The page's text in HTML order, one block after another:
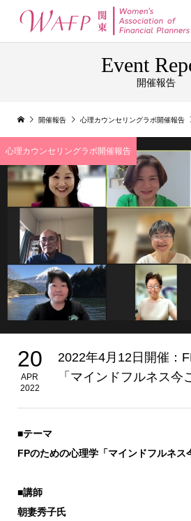
Event
開催報告
開催報告 心理カウンセリングラボ開催報告
心理カウンセリングラボ開催報告
20
APR
2022
2022年4月12日開催：
「マインドフルネス今
■テーマ
FPのための心理学「マインドフルネス
■講師
朝妻秀子氏